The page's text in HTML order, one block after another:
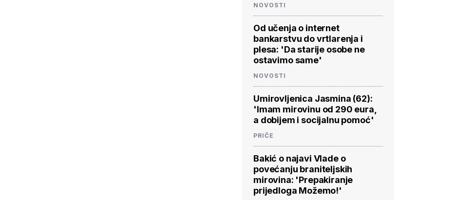
NOVOSTI
Od učenja o internet
bankarstvu do vrtlarenja i
plesa: 'Da starije osobe ne
ostavimo same'
NOVOSTI
Umirovljenica Jasmina (62):
'Imam mirovinu od 290 eura,
a dobijem i socijalnu pomoć'
PRIČE
Bakić o najavi Vlade o
povećanju braniteljskih
mirovina: 'Prepakiranje
prijedloga Možemo!'